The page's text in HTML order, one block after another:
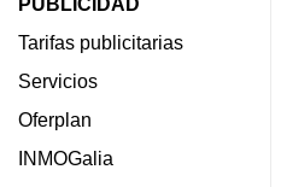
Tarifas publicitarias
Servicios
Oferplan
INMOGalia